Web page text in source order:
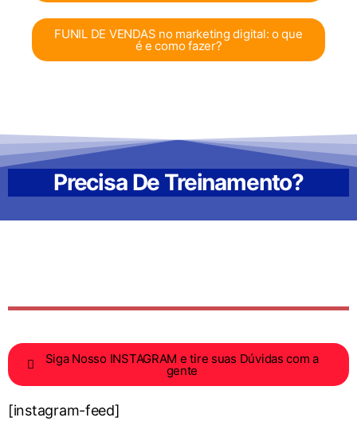
FUNIL DE VENDAS no marketing digital: o que
é e como fazer?
Precisa De Treinamento?
Siga Nosso INSTAGRAM e tire suas Dúvidas com a
gente
[instagram-feed]